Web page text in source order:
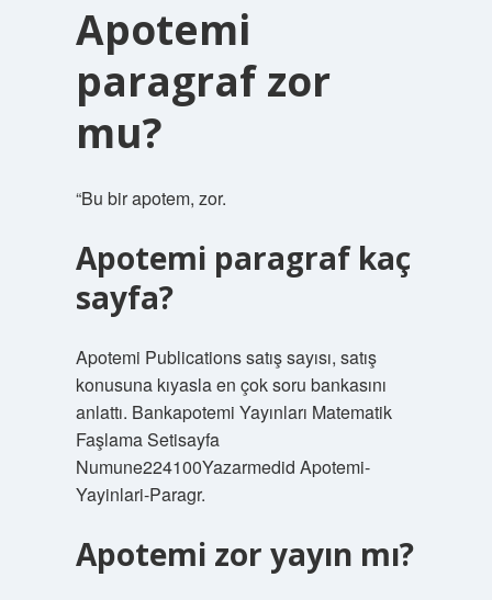
Apotemi
paragraf zor
mu?
“Bu bir apotem, zor.
Apotemi paragraf kaç
sayfa?
Apotemi Publications satış sayısı, satış
konusuna kıyasla en çok soru bankasını
anlattı. Bankapotemi Yayınları Matematik
Faşlama Setisayfa
Numune224100Yazarmedid Apotemi-
Yayinlari-Paragr.
Apotemi zor yayın mı?